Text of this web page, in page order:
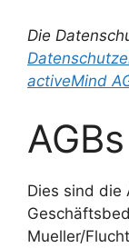
Die
activeMind
AGBs
Dies sind die
Mueller/